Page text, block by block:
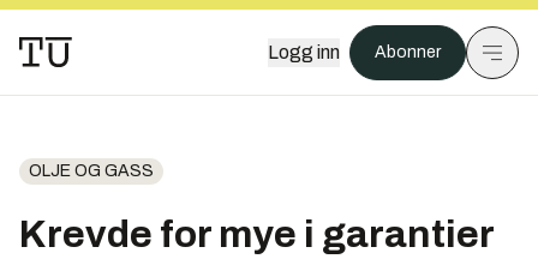
Logg inn Abonner
OLJE OG GASS
Krevde for mye i garantier